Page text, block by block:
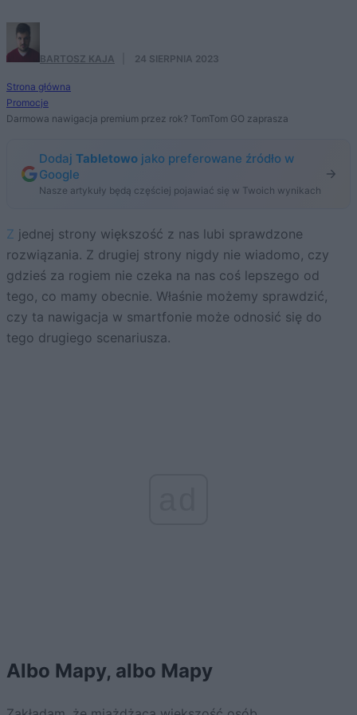
BARTOSZ KAJA 24 SIERPNIA 2023
Strona główna
Promocje
Darmowa nawigacja premium przez rok? TomTom GO zaprasza
Dodaj Tabletowo jako preferowane źródło w
Google
Nasze artykuły będą częściej pojawiać się w Twoich wynikach
Z jednej strony większość z nas lubi sprawdzone
rozwiązania. Z drugiej strony nigdy nie wiadomo, czy
gdzieś za rogiem nie czeka na nas coś lepszego od
tego, co mamy obecnie. Właśnie możemy sprawdzić,
czy ta nawigacja w smartfonie może odnosić się do
tego drugiego scenariusza.
Albo Mapy, albo Mapy